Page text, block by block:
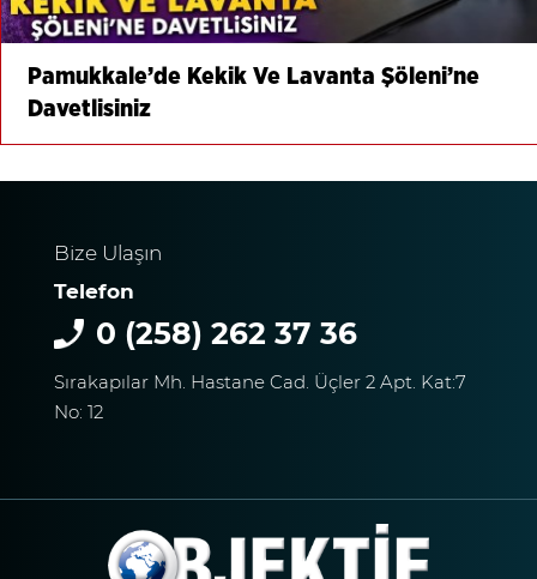
Pamukkale’de Kekik Ve Lavanta Şöleni’ne
Davetlisiniz
Bize Ulaşın
Telefon
0 (258) 262 37 36
Sırakapılar Mh. Hastane Cad. Üçler 2 Apt. Kat:7
No: 12